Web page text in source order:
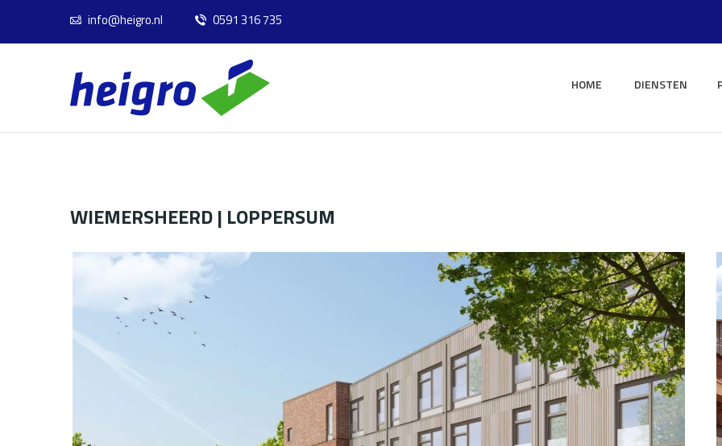
info@heigro.nl 0591 316 735
HOME DIENSTEN
WIEMERSHEERD | LOPPERSUM